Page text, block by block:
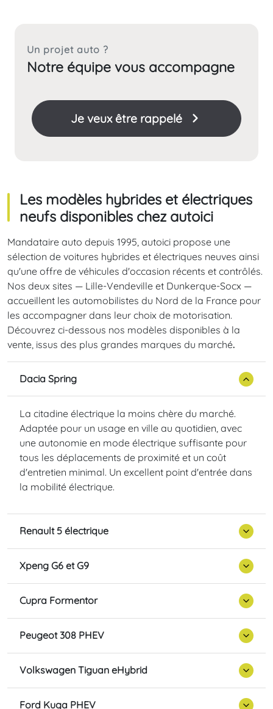
Un projet auto ?
Notre équipe vous accompagne
Je veux être rappelé
Les modèles hybrides et électriques
neufs disponibles chez autoici
Mandataire auto depuis 1995, autoici propose une
sélection de voitures hybrides et électriques neuves ainsi
qu'une offre de véhicules d'occasion récents et contrôlés.
Nos deux sites — Lille-Vendeville et Dunkerque-Socx —
accueillent les automobilistes du Nord de la France pour
les accompagner dans leur choix de motorisation.
Découvrez ci-dessous nos modèles disponibles à la
vente, issus des plus grandes marques du marché.
Dacia Spring
La citadine électrique la moins chère du marché.
Adaptée pour un usage en ville au quotidien, avec
une autonomie en mode électrique suffisante pour
tous les déplacements de proximité et un coût
d'entretien minimal. Un excellent point d'entrée dans
la mobilité électrique.
Renault 5 électrique
Xpeng G6 et G9
Cupra Formentor
Peugeot 308 PHEV
Volkswagen Tiguan eHybrid
Ford Kuga PHEV